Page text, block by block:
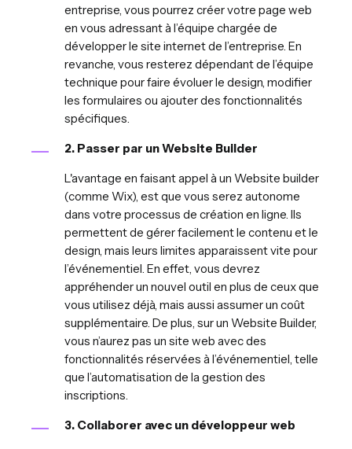
entreprise, vous pourrez créer votre page web
en vous adressant à l’équipe chargée de
développer le site internet de l’entreprise. En
revanche, vous resterez dépendant de l’équipe
technique pour faire évoluer le design, modifier
les formulaires ou ajouter des fonctionnalités
spécifiques.
2. Passer par un Website Builder
L'avantage en faisant appel à un Website builder
(comme Wix), est que vous serez autonome
dans votre processus de création en ligne. Ils
permettent de gérer facilement le contenu et le
design, mais leurs limites apparaissent vite pour
l’événementiel. En effet, vous devrez
appréhender un nouvel outil en plus de ceux que
vous utilisez déjà, mais aussi assumer un coût
supplémentaire. De plus, sur un Website Builder,
vous n’aurez pas un site web avec des
fonctionnalités réservées à l’événementiel, telle
que l’automatisation de la gestion des
inscriptions.
3. Collaborer avec un développeur web